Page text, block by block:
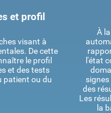
et profil
visant à
De cette
le profil
et des tests
patient ou du
À
l'état
des
Les
la